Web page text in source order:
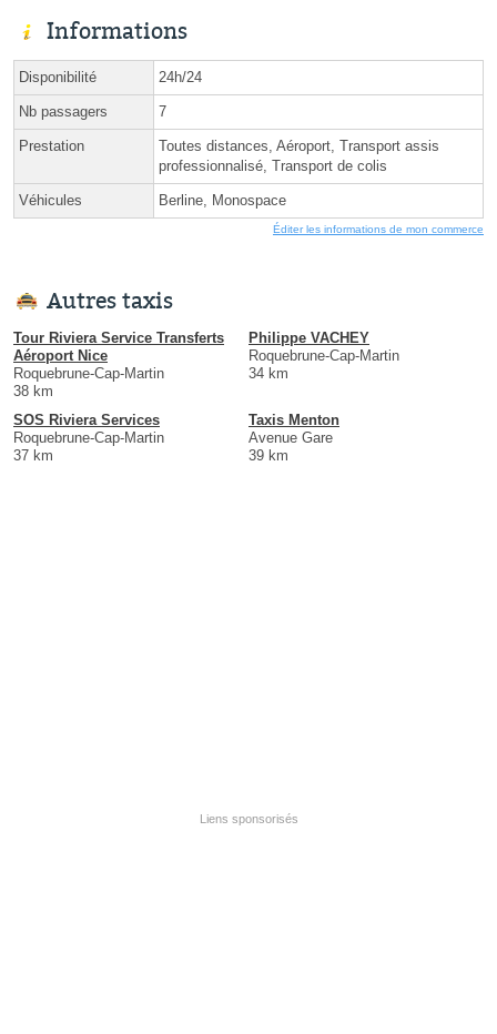
Informations
Disponibilité 24h/24
Nb passagers 7
Prestation
Toutes distances, Aéroport, Transport assis
professionnalisé, Transport de colis
Véhicules Berline, Monospace
Éditer les informations de mon commerce
Autres taxis
Tour Riviera Service Transferts
Aéroport Nice
Roquebrune-Cap-Martin
38 km
Philippe VACHEY
Roquebrune-Cap-Martin
34 km
SOS Riviera Services
Roquebrune-Cap-Martin
37 km
Taxis Menton
Avenue Gare
39 km